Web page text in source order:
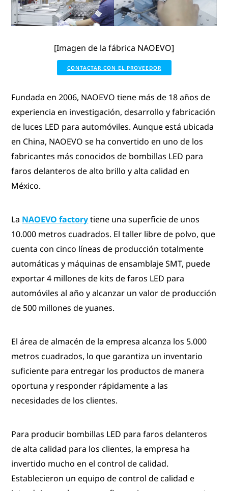
[Imagen de la fábrica NAOEVO]
CONTACTAR CON EL PROVEEDOR
Fundada en 2006, NAOEVO tiene más de 18 años de
experiencia en investigación, desarrollo y fabricación
de luces LED para automóviles. Aunque está ubicada
en China, NAOEVO se ha convertido en uno de los
fabricantes más conocidos de bombillas LED para
faros delanteros de alto brillo y alta calidad en
México.
La NAOEVO factorytiene una superficie de unos
10.000 metros cuadrados. El taller libre de polvo, que
cuenta con cinco líneas de producción totalmente
automáticas y máquinas de ensamblaje SMT, puede
exportar 4 millones de kits de faros LED para
automóviles al año y alcanzar un valor de producción
de 500 millones de yuanes.
El área de almacén de la empresa alcanza los 5.000
metros cuadrados, lo que garantiza un inventario
suficiente para entregar los productos de manera
oportuna y responder rápidamente a las
necesidades de los clientes.
Para producir bombillas LED para faros delanteros
de alta calidad para los clientes, la empresa ha
invertido mucho en el control de calidad.
Establecieron un equipo de control de calidad e